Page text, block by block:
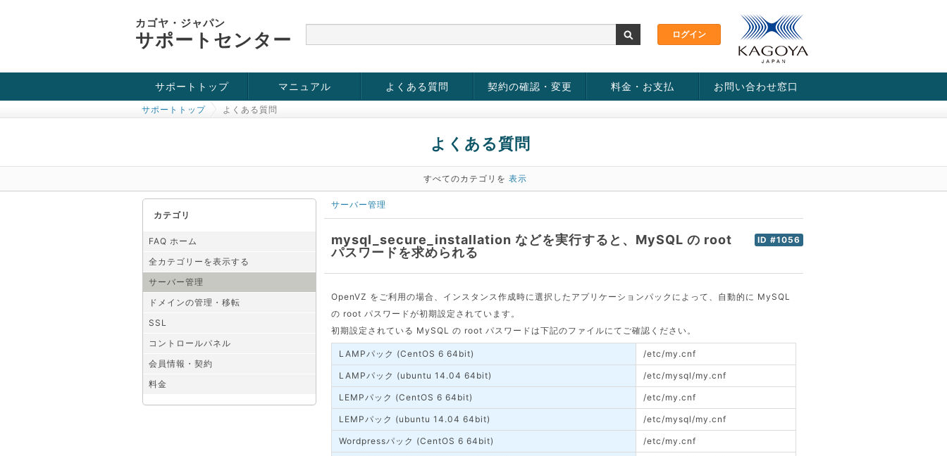
カゴヤ・ジャパン
サポートセンター
サポートトップ
お役立ち情報
チュートリアル
障害・メンテナンス情報
マニュアル よくある質問 契約の確認・変更 料金・お支払 お問い合わせ窓口
サポートトップ よくある質問
よくある質問
すべてのカテゴリを 表示
カテゴリ
FAQ ホーム
全カテゴリーを表示する
サーバー管理
ドメインの管理・移転
SSL
コントロールパネル
会員情報・契約
料金
サーバー管理
ID #1056
mysql_secure_installation などを実行すると、MySQL の root
パスワードを求められる
OpenVZ をご利用の場合、インスタンス作成時に選択したアプリケーションパックによって、自動的に MySQL
の root パスワードが初期設定されています。
初期設定されている MySQL の root パスワードは下記のファイルにてご確認ください。
LAMPパック (CentOS 6 64bit) /etc/my.cnf
LAMPパック (ubuntu 14.04 64bit) /etc/mysql/my.cnf
LEMPパック (CentOS 6 64bit) /etc/my.cnf
LEMPパック (ubuntu 14.04 64bit) /etc/mysql/my.cnf
Wordpressパック (CentOS 6 64bit) /etc/my.cnf